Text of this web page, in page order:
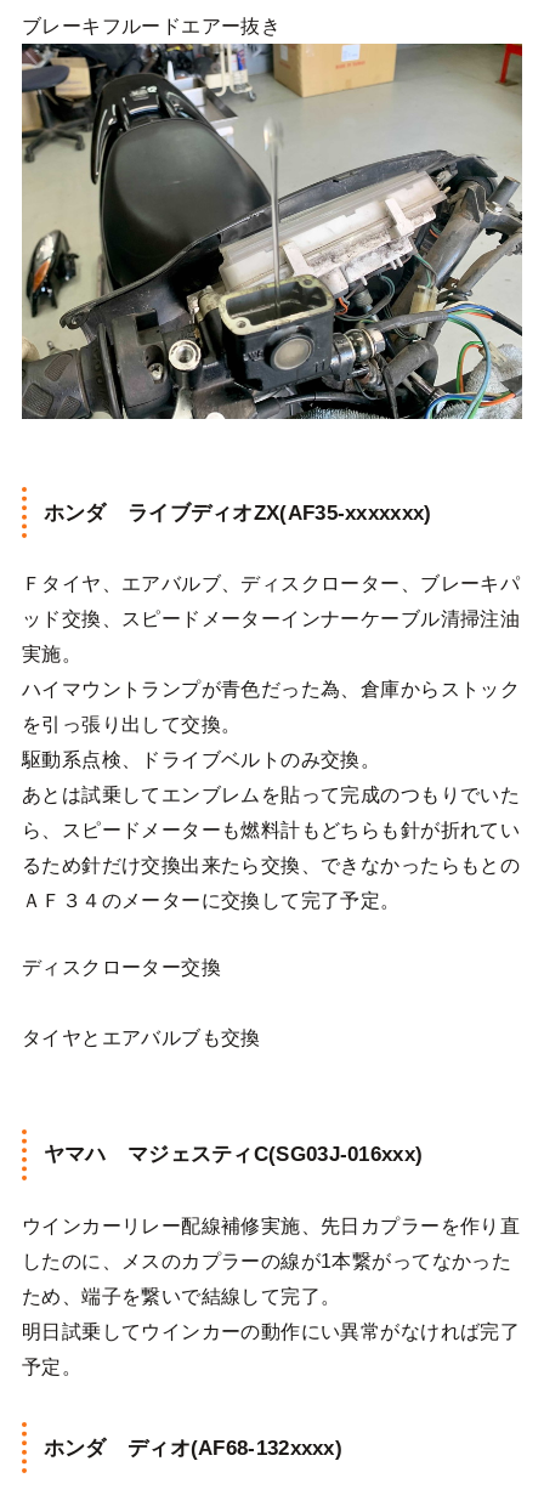
ブレーキフルードエアー抜き
ホンダ ライブディオZX(AF35-xxxxxxx)
Ｆタイヤ、エアバルブ、ディスクローター、ブレーキパ
ッド交換、スピードメーターインナーケーブル清掃注油
実施。
ハイマウントランプが青色だった為、倉庫からストック
を引っ張り出して交換。
駆動系点検、ドライブベルトのみ交換。
あとは試乗してエンブレムを貼って完成のつもりでいた
ら、スピードメーターも燃料計もどちらも針が折れてい
るため針だけ交換出来たら交換、できなかったらもとの
ＡＦ３４のメーターに交換して完了予定。
ディスクローター交換
タイヤとエアバルブも交換
ヤマハ マジェスティC(SG03J-016xxx)
ウインカーリレー配線補修実施、先日カプラーを作り直
したのに、メスのカプラーの線が1本繋がってなかった
ため、端子を繋いで結線して完了。
明日試乗してウインカーの動作にい異常がなければ完了
予定。
ホンダ ディオ(AF68-132xxxx)